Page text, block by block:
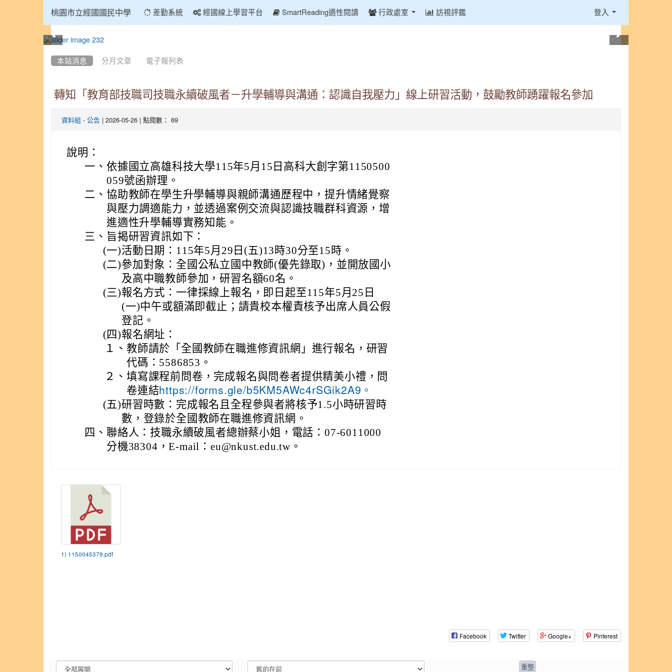
桃園市立經國國民中學 差勤系統 經國線上學習平台 SmartReading適性閱讀 行政處室 訪視評鑑 登入
本站消息 分月文章 電子報列表
轉知「教育部技職司技職永續破風者－升學輔導與溝通：認識自我壓力」線上研習活動，鼓勵教師踴躍報名參加
資料組 - 公告 | 2026-05-26 | 點閱數： 69
說明：
一、 依據國立高雄科技大學115年5月15日高科大創字第1150500
059號函辦理。
二、 協助教師在學生升學輔導與親師溝通歷程中，提升情緒覺察
與壓力調適能力，並透過案例交流與認識技職群科資源，增
進適性升學輔導實務知能。
三、 旨揭研習資訊如下：
(一)活動日期：115年5月29日(五)13時30分至15時。
(二)參加對象：全國公私立國中教師(優先錄取)，並開放國小
及高中職教師參加，研習名額60名。
(三)報名方式：一律採線上報名，即日起至115年5月25日
(一)中午或額滿即截止；請貴校本權責核予出席人員公假
登記。
(四)報名網址：
１、 教師請於「全國教師在職進修資訊網」進行報名，研習
代碼：5586853。
２、 填寫課程前問卷，完成報名與問卷者提供精美小禮，問
卷連結https://forms.gle/b5KM5AWc4rSGik2A9。
(五)研習時數：完成報名且全程參與者將核予1.5小時研習時
數，登錄於全國教師在職進修資訊網。
四、 聯絡人：技職永續破風者總辦蔡小姐，電話：07-6011000
分機38304，E-mail：eu@nkust.edu.tw。
1) 1150045379.pdf
Facebook Twitter Google+ Pinterest